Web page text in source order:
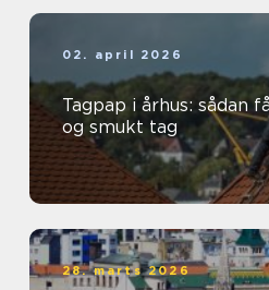
02. april 2026
Tagpap i århus: sådan
og smukt tag
28. marts 2026